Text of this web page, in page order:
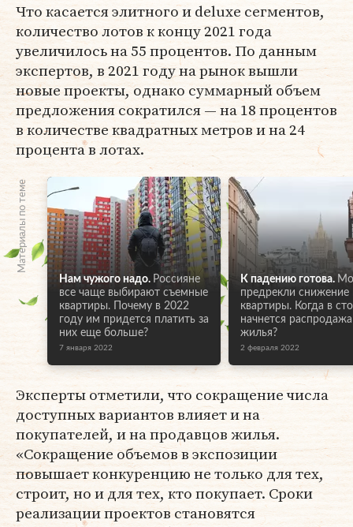
Что касается элитного и deluxe сегментов,
количество лотов к концу 2021 года
увеличилось на 55 процентов. По данным
экспертов, в 2021 году на рынок вышли
новые проекты, однако суммарный объем
предложения сократился — на 18 процентов
в количестве квадратных метров и на 24
процента в лотах.
Материалы по теме
Нам чужого надо. Россияне
все чаще выбирают съемные
квартиры. Почему в 2022
году им придется платить за
них еще больше?
7 января 2022
К падению готова.
предрекли снижение
квартиры. Когда в
начнется распродажа
жилья?
2 февраля 2022
Эксперты отметили, что сокращение числа
доступных вариантов влияет и на
покупателей, и на продавцов жилья.
«Сокращение объемов в экспозиции
повышает конкуренцию не только для тех,
строит, но и для тех, кто покупает. Сроки
реализации проектов становятся